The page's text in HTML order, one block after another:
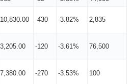
10,830.00 -430 -3.82% 2,835
3,205.00 -120 -3.61% 76,500
7,380.00 -270 -3.53% 100